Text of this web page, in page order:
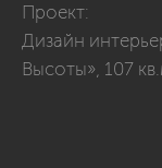
Проект:
Дизайн
Высоты», 107